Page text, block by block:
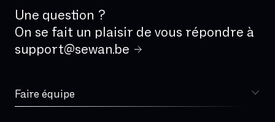
Une question ?
On se fait un plaisir de vous répondre à
support@sewan.be
Faire équipe
Choisir Sewan